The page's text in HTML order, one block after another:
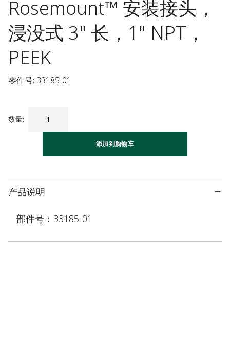
Rosemount™ 安装接头，
浸没式 3" 长，1" NPT，
PEEK
零件号: 33185-01
数量:
添加到购物车
产品说明
部件号：33185-01